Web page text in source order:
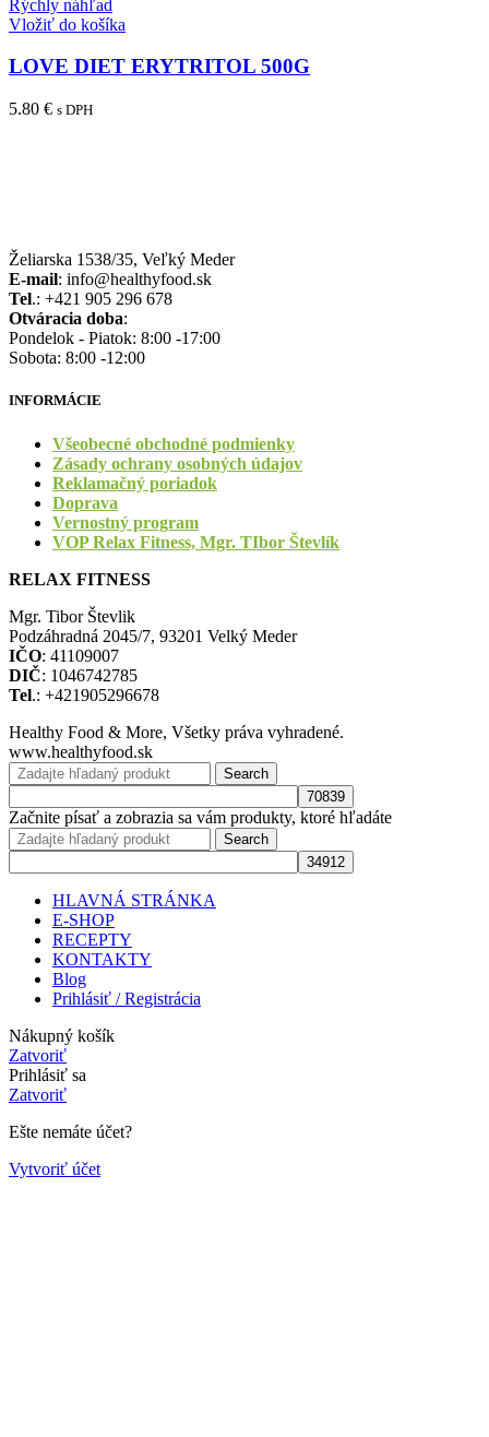
Rýchly náhľad
Vložiť do košíka
LOVE DIET ERYTRITOL 500G
5.80 € s DPH
Želiarska 1538/35, Veľký Meder
E-mail: info@healthyfood.sk
Tel.: +421 905 296 678
Otváracia doba:
Pondelok - Piatok: 8:00 -17:00
Sobota: 8:00 -12:00
INFORMÁCIE
Všeobecné obchodné podmienky
Zásady ochrany osobných údajov
Reklamačný poriadok
Doprava
Vernostný program
VOP Relax Fitness, Mgr. TIbor Števlík
RELAX FITNESS
Mgr. Tibor Števlik
Podzáhradná 2045/7, 93201 Velký Meder
IČO: 41109007
DIČ: 1046742785
Tel.: +421905296678
Healthy Food & More, Všetky práva vyhradené.
www.healthyfood.sk
Search
Začnite písať a zobrazia sa vám produkty, ktoré hľadáte
Search
HLAVNÁ STRÁNKA
E-SHOP
RECEPTY
KONTAKTY
Blog
Prihlásiť / Registrácia
Nákupný košík
Zatvoriť
Prihlásiť sa
Zatvoriť
Ešte nemáte účet?
Vytvoriť účet